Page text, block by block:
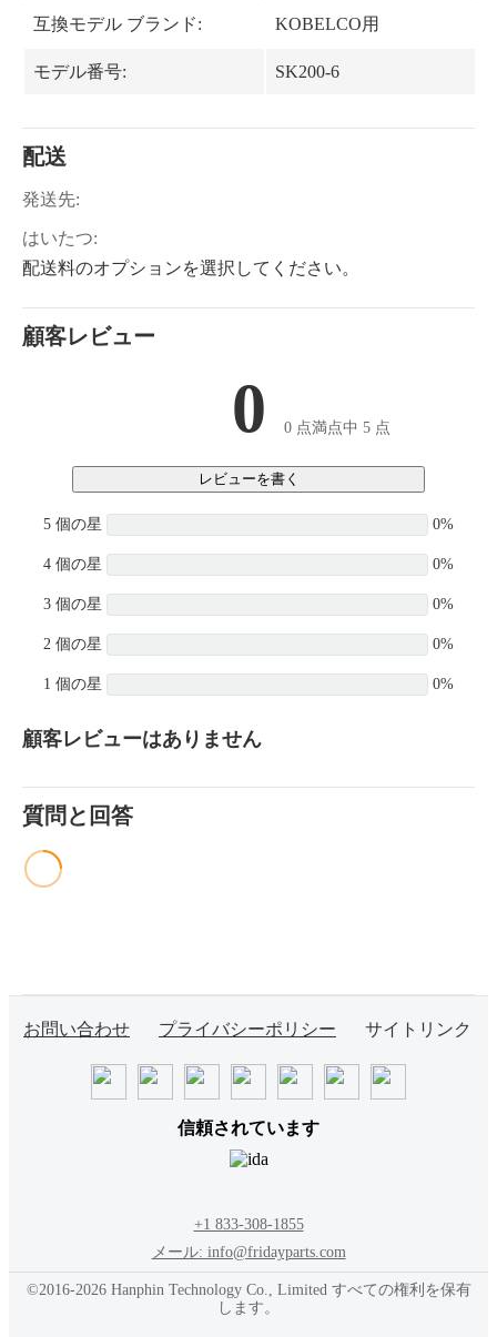
互換モデル ブランド: KOBELCO用
モデル番号: SK200-6
配送
発送先:
はいたつ:
配送料のオプションを選択してください。
顧客レビュー
0 0 点満点中 5 点
レビューを書く
5 個の星 0%
4 個の星 0%
3 個の星 0%
2 個の星 0%
1 個の星 0%
顧客レビューはありません
質問と回答
お問い合わせ プライバシーポリシー サイトリンク
信頼されています
+1 833-308-1855
メール: info@fridayparts.com
©2016-2026 Hanphin Technology Co., Limited すべての権利を保有
します。